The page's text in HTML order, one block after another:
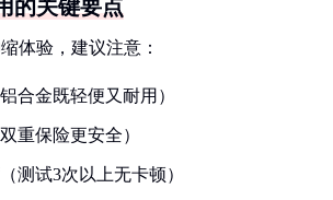
的关键要点
体验，建议注意：
合金既轻便又耐用）
重保险更安全）
测试3次以上无卡顿）